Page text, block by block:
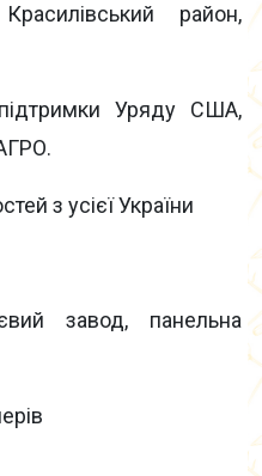
район,
Уряду США,
з усієї України
завод, панельна